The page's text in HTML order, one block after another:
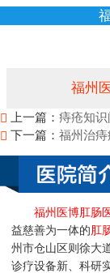
福州
上一篇： 痔疮知
下一篇： 福州治
福州医博肛肠
益慈善为一体的 肛
州市仓山区则徐大
诊疗设备新、科研